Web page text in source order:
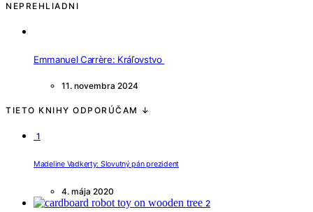
NEPREHLIADNI
Emmanuel Carrère: Kráľovstvo
11. novembra 2024
TIETO KNIHY ODPORÚČAM ↓
1
Madeline Vadkerty: Slovutný pán prezident
4. mája 2020
2